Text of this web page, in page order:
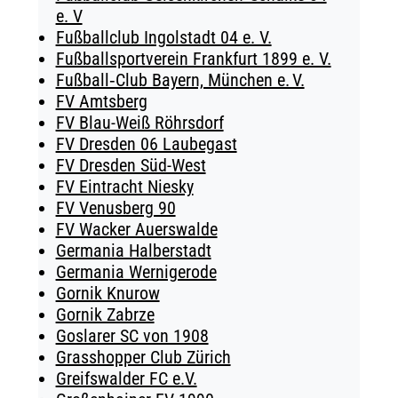
e. V
Fußballclub Ingolstadt 04 e. V.
Fußballsportverein Frankfurt 1899 e. V.
Fußball‑Club Bayern, München e. V.
FV Amtsberg
FV Blau-Weiß Röhrsdorf
FV Dresden 06 Laubegast
FV Dresden Süd-West
FV Eintracht Niesky
FV Venusberg 90
FV Wacker Auerswalde
Germania Halberstadt
Germania Wernigerode
Gornik Knurow
Gornik Zabrze
Goslarer SC von 1908
Grasshopper Club Zürich
Greifswalder FC e.V.